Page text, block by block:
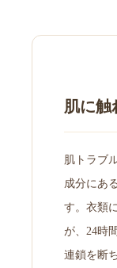
肌に触
肌トラブ
成分にあ
す。衣類
が、24時
連鎖を断